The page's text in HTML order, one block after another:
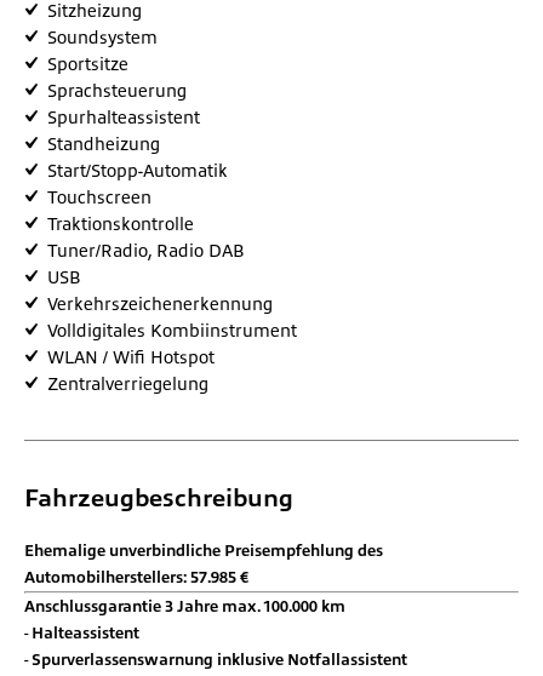
Sitzheizung
Soundsystem
Sportsitze
Sprachsteuerung
Spurhalteassistent
Standheizung
Start/Stopp-Automatik
Touchscreen
Traktionskontrolle
Tuner/Radio, Radio DAB
USB
Verkehrszeichenerkennung
Volldigitales Kombiinstrument
WLAN / Wifi Hotspot
Zentralverriegelung
Fahrzeugbeschreibung
Ehemalige unverbindliche Preisempfehlung des
Automobilherstellers: 57.985 €
Anschlussgarantie 3 Jahre max. 100.000 km
Halteassistent
Spurverlassenswarnung inklusive Notfallassistent